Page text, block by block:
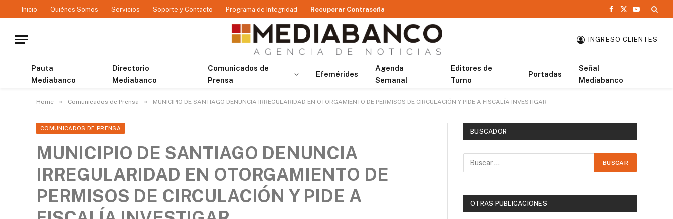
Inicio Quiénes Somos Servicios Soporte y Contacto Programa de Integridad Recuperar Contraseña
Facebook
X
YouTube
INGRESO CLIENTES
Pauta
Mediabanco
Directorio
Mediabanco
Comunicados de
Prensa
Efemérides
Agenda
Semanal
Editores de
Turno
Portadas
Señal
Mediabanco
Home » Comunicados de Prensa » MUNICIPIO DE SANTIAGO DENUNCIA IRREGULARIDAD EN OTORGAMIENTO DE PERMISOS DE CIRCULACIÓN Y PIDE A FISCALÍA INVESTIGAR
COMUNICADOS DE PRENSA
MUNICIPIO DE SANTIAGO DENUNCIA
IRREGULARIDAD EN OTORGAMIENTO DE
PERMISOS DE CIRCULACIÓN Y PIDE A
BUSCADOR
OTRAS PUBLICACIONES